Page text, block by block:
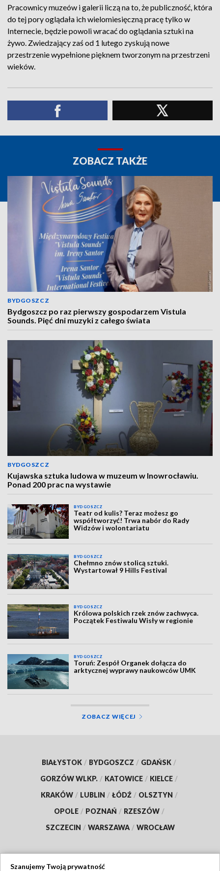
Pracownicy muzeów i galerii liczą na to, że publiczność, która
do tej pory oglądała ich wielomiesięczną pracę tylko w
Internecie, będzie powoli wracać do oglądania sztuki na
żywo. Zwiedzający zaś od 1 lutego zyskują nowe
przestrzenie wypełnione pięknem tworzonym na przestrzeni
wieków.
ZOBACZ TAKŻE
BYDGOSZCZ
Bydgoszcz po raz pierwszy gospodarzem Vistula
Sounds. Pięć dni muzyki z całego świata
BYDGOSZCZ
Kujawska sztuka ludowa w muzeum w Inowrocławiu.
Ponad 200 prac na wystawie
BYDGOSZCZ
Teatr od kulis? Teraz możesz go
współtworzyć! Trwa nabór do Rady
Widzów i wolontariatu
BYDGOSZCZ
Chełmno znów stolicą sztuki.
Wystartował 9 Hills Festival
BYDGOSZCZ
Królowa polskich rzek znów zachwyca.
Początek Festiwalu Wisły w regionie
BYDGOSZCZ
Toruń: Zespół Organek dołącza do
arktycznej wyprawy naukowców UMK
ZOBACZ WIĘCEJ
BIAŁYSTOK / BYDGOSZCZ / GDAŃSK /
GORZÓW WLKP. / KATOWICE / KIELCE /
KRAKÓW / LUBLIN / ŁÓDŹ / OLSZTYN /
OPOLE / POZNAŃ / RZESZÓW /
SZCZECIN / WARSZAWA / WROCŁAW
Szanujemy Twoją prywatność